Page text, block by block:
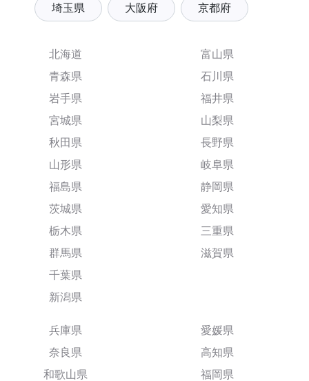
埼玉県 大阪府 京都府
北海道
青森県
岩手県
宮城県
秋田県
山形県
福島県
茨城県
栃木県
群馬県
千葉県
新潟県
富山県
石川県
福井県
山梨県
長野県
岐阜県
静岡県
愛知県
三重県
滋賀県
兵庫県
奈良県
和歌山県
愛媛県
高知県
福岡県